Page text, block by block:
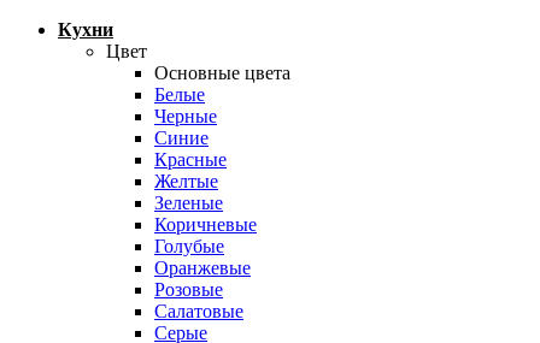
Кухни
Цвет
Основные цвета
Белые
Черные
Синие
Красные
Желтые
Зеленые
Коричневые
Голубые
Оранжевые
Розовые
Салатовые
Серые